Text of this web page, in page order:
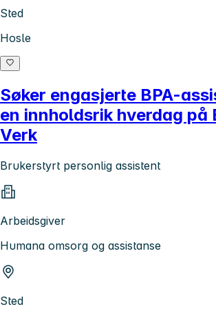
Sted
Hosle
Søker engasjerte BPA-
en innholdsrik hverdag på
Verk
Brukerstyrt personlig assistent
Arbeidsgiver
Humana omsorg og assistanse
Sted